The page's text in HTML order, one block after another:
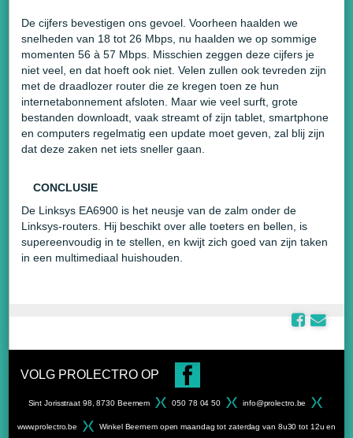
De cijfers bevestigen ons gevoel. Voorheen haalden we
snelheden van 18 tot 26 Mbps, nu haalden we op sommige
momenten 56 à 57 Mbps. Misschien zeggen deze cijfers je
niet veel, en dat hoeft ook niet. Velen zullen ook tevreden zijn
met de draadlozer router die ze kregen toen ze hun
internetabonnement afsloten. Maar wie veel surft, grote
bestanden downloadt, vaak streamt of zijn tablet, smartphone
en computers regelmatig een update moet geven, zal blij zijn
dat deze zaken net iets sneller gaan.
CONCLUSIE
De Linksys EA6900 is het neusje van de zalm onder de
Linksys-routers. Hij beschikt over alle toeters en bellen, is
supereenvoudig in te stellen, en kwijt zich goed van zijn taken
in een multimediaal huishouden.
VOLG PROLECTRO OP
Sint Jorisstraat 98, 8730 Beernem 050 78 04 50 info@prolectro.be
www.prolectro.be Winkel Beernem open maandag tot zaterdag van 8u30 tot 12u en